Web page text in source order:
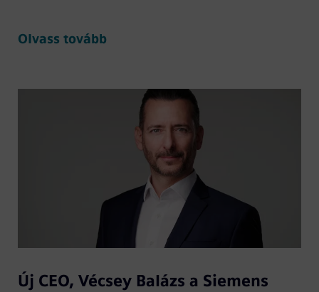
Olvass tovább
Új CEO, Vécsey Balázs a Siemens